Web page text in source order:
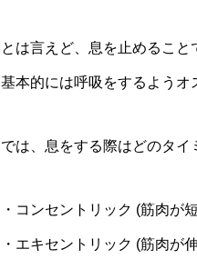
とは言えど、息を止めること
基本的には呼吸をするようオ
では、息をする際はどのタイ
・コンセントリック (筋肉が
・エキセントリック (筋肉が